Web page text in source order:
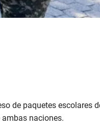
de paquetes escolares
naciones.